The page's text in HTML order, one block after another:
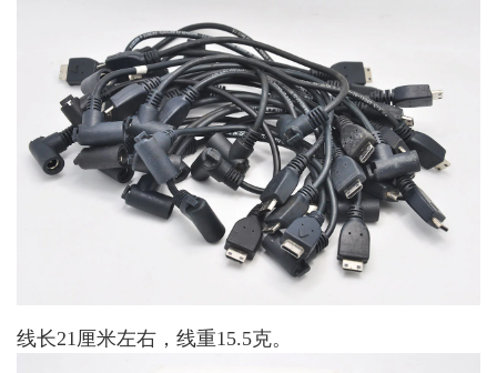
线长21厘米左右，线重15.5克。